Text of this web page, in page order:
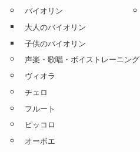
バイオリン
大人のバイオリン
子供のバイオリン
声楽・歌唱・ボイストレーニング
ヴィオラ
チェロ
フルート
ピッコロ
オーボエ